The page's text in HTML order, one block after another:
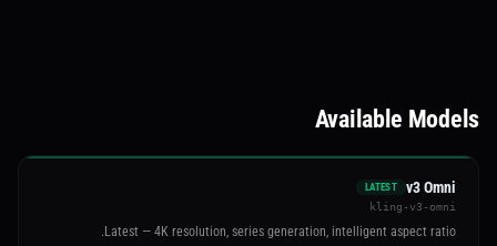
Available Models
v3 Omni
LATEST
kling-v3-omni
Latest — 4K resolution, series generation, intelligent aspect ratio.